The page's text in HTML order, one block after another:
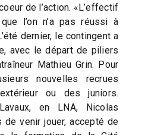
de l’action. «L’effectif
l’on n’a pas réussi à
dernier, le contingent a
avec le départ de piliers
Mathieu Grin. Pour
nouvelles recrues
ou des juniors.
en LNA, Nicolas
de venir jouer, accepté de